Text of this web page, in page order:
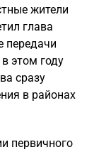
жители
глава
передачи
этом году
сразу
в районах
первичного